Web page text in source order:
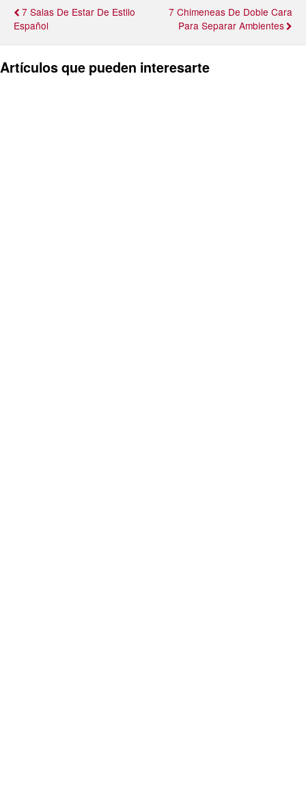
7 Salas De Estar De Estilo
Español
7 Chimeneas De Doble Cara
Para Separar Ambientes
Artículos que pueden interesarte